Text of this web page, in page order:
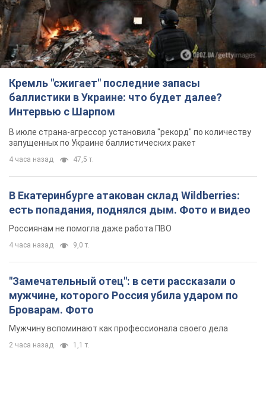
Кремль "сжигает" последние запасы
баллистики в Украине: что будет далее?
Интервью с Шарпом
В июле страна-агрессор установила "рекорд" по количеству
запущенных по Украине баллистических ракет
4 часа назад 47,5 т.
В Екатеринбурге атакован склад Wildberries:
есть попадания, поднялся дым. Фото и видео
Россиянам не помогла даже работа ПВО
4 часа назад 9,0 т.
"Замечательный отец": в сети рассказали о
мужчине, которого Россия убила ударом по
Броварам. Фото
Мужчину вспоминают как профессионала своего дела
2 часа назад 1,1 т.